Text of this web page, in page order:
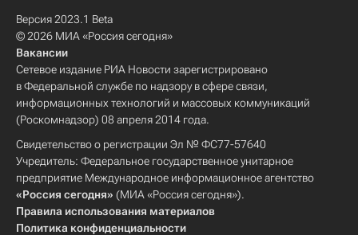
Версия 2023.1 Beta
© 2026 МИА «Россия сегодня»
Вакансии
Сетевое издание РИА Новости зарегистрировано
в Федеральной службе по надзору в сфере связи,
информационных технологий и массовых коммуникаций
(Роскомнадзор) 08 апреля 2014 года.
Свидетельство о регистрации Эл № ФС77-57640
Учредитель: Федеральное государственное унитарное
предприятие Международное информационное агентство
«Россия сегодня» (МИА «Россия сегодня»).
Правила использования материалов
Политика конфиденциальности